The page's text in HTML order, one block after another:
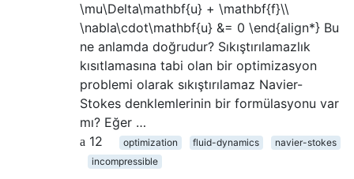
\mu\Delta\mathbf{u} + \mathbf{f}\\
\nabla\cdot\mathbf{u} &= 0 \end{align*} Bu
ne anlamda doğrudur? Sıkıştırılamazlık
kısıtlamasına tabi olan bir optimizasyon
problemi olarak sıkıştırılamaz Navier-
Stokes denklemlerinin bir formülasyonu var
mı? Eğer …
12
optimization fluid-dynamics
navier-stokes
incompressible